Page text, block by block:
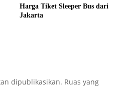
Harga Tiket Sleeper Bus dari
Jakarta
dipublikasikan. Ruas yang